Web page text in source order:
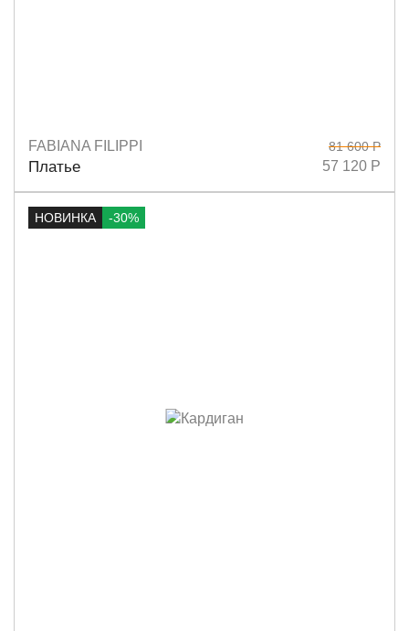
Размеры
FABIANA FILIPPI
Платье
81 600 Р
57 120 Р
НОВИНКА -30%